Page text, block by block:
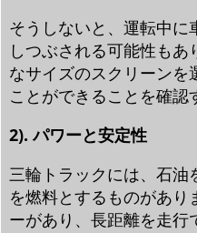
そうしないと、運転中に
しつぶされる可能性も
なサイズのスクリーンを
ことができることを確認
2). パワーと安定性
三輪トラックには、石
を燃料とするものがあり
ーがあり、長距離を走行